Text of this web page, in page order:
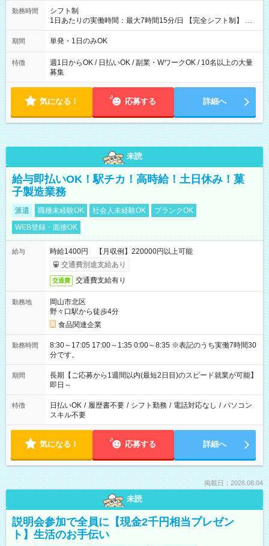
れます！ ※日当支給時振込手数料等は一切ありません。 【試用
期間】試用期間なし
勤務時間
シフト制
1日あたりの実働時間：最大7時間15分/日 【完全シフト制】 例
(1) 8：00~17:00（休憩１h） 例(2) 13:00~16:00（早上がりでも
全額支給！） 例(3) 21:00~5:00（夜勤なら日当1.25倍！！）
期間 単発・1日のみOK
特徴
週1日からOK / 日払いOK / 副業・WワークOK / 10名以上の大量
募集
気になる！ 応募する 詳細へ
未読
給与即払いOK！駅チカ！高時給！土日休み！菓
子製造業務
派遣 職種未経験OK 社会人未経験OK
ブランクOK
WEB登録・面接OK
給与
時給1400円 【月収例】220000円以上可能
交通費別途支給あり
交通費 交通費支給有り
勤務地
岡山市北区
野々口駅から徒歩4分
食品関連企業
勤務時間
8:30～17:05 17:00～1:35 0:00～8:35 ※表記のうち実働7時間30
分です。
期間
長期【ご応募から1週間以内(最短2日目)のスピード就業が可能】
即日～
特徴 日払いOK / 履歴書不要 / シフト勤務 / 電話対応なし / パソコン
スキル不要
気になる！ 応募する 詳細へ
掲載日：2026.08.04
未読
説明会参加で全員に【現金2千円相当プレゼン
ト】生活のお手伝い